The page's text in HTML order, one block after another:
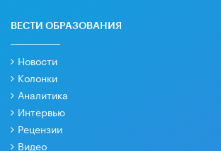
ВЕСТИ ОБРАЗОВАНИЯ
Новости
Колонки
Аналитика
Интервью
Рецензии
Видео